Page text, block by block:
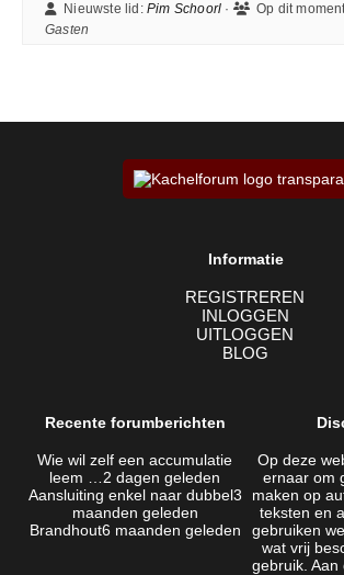
Nieuwste lid:Pim Schoorl · Op dit
Gasten
Informatie
REGISTREREN
INLOGGEN
UITLOGGEN
BLOG
Recente forumberichten
Wie wil zelf een accumulatie
leem …2 dagen geleden
Aansluiting enkel naar dubbel3
maanden geleden
Brandhout6 maanden geleden
Op deze
ernaar om
maken op
teksten en
gebruiken
wat vrij
gebruik.